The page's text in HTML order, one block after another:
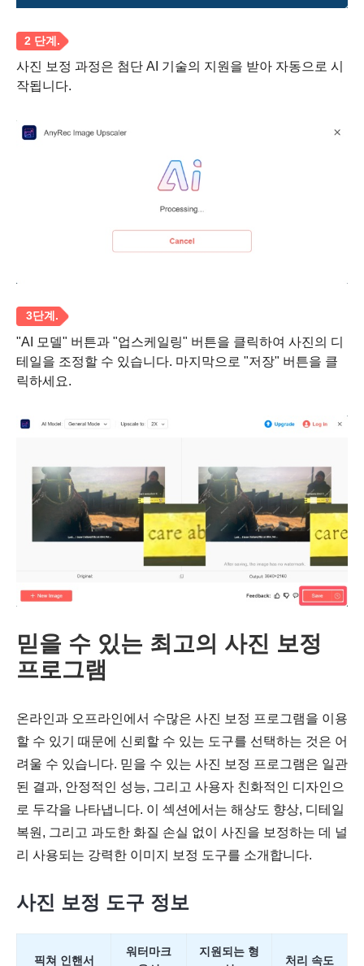
1 단계.
사진 보정 과정은 첨단 AI 기술의 지원을 받아 자동으로 시
작됩니다.
3단계.
"AI 모델" 버튼과 "업스케일링" 버튼을 클릭하여 사진의 디
테일을 조정할 수 있습니다. 마지막으로 "저장" 버튼을 클
릭하세요.
믿을 수 있는 최고의 사진 보정
프로그램
온라인과 오프라인에서 수많은 사진 보정 프로그램을 이용
할 수 있기 때문에 신뢰할 수 있는 도구를 선택하는 것은 어
려울 수 있습니다. 믿을 수 있는 사진 보정 프로그램은 일관
된 결과, 안정적인 성능, 그리고 사용자 친화적인 디자인으
로 두각을 나타냅니다. 이 섹션에서는 해상도 향상, 디테일
복원, 그리고 과도한 화질 손실 없이 사진을 보정하는 데 널
리 사용되는 강력한 이미지 보정 도구를 소개합니다.
사진 보정 도구 정보
픽쳐 인핸서
워터마크
지원되는 형
처리 속도